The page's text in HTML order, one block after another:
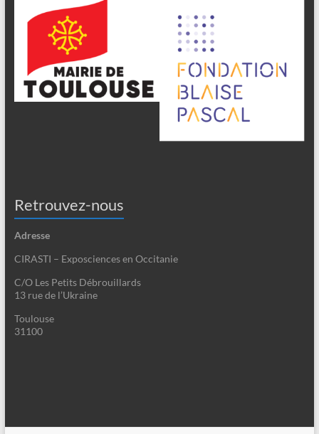
Retrouvez-nous
Adresse
CIRASTI – Exposciences en Occitanie
C/O Les Petits Débrouillards
13 rue de l’Ukraine
Toulouse
31100